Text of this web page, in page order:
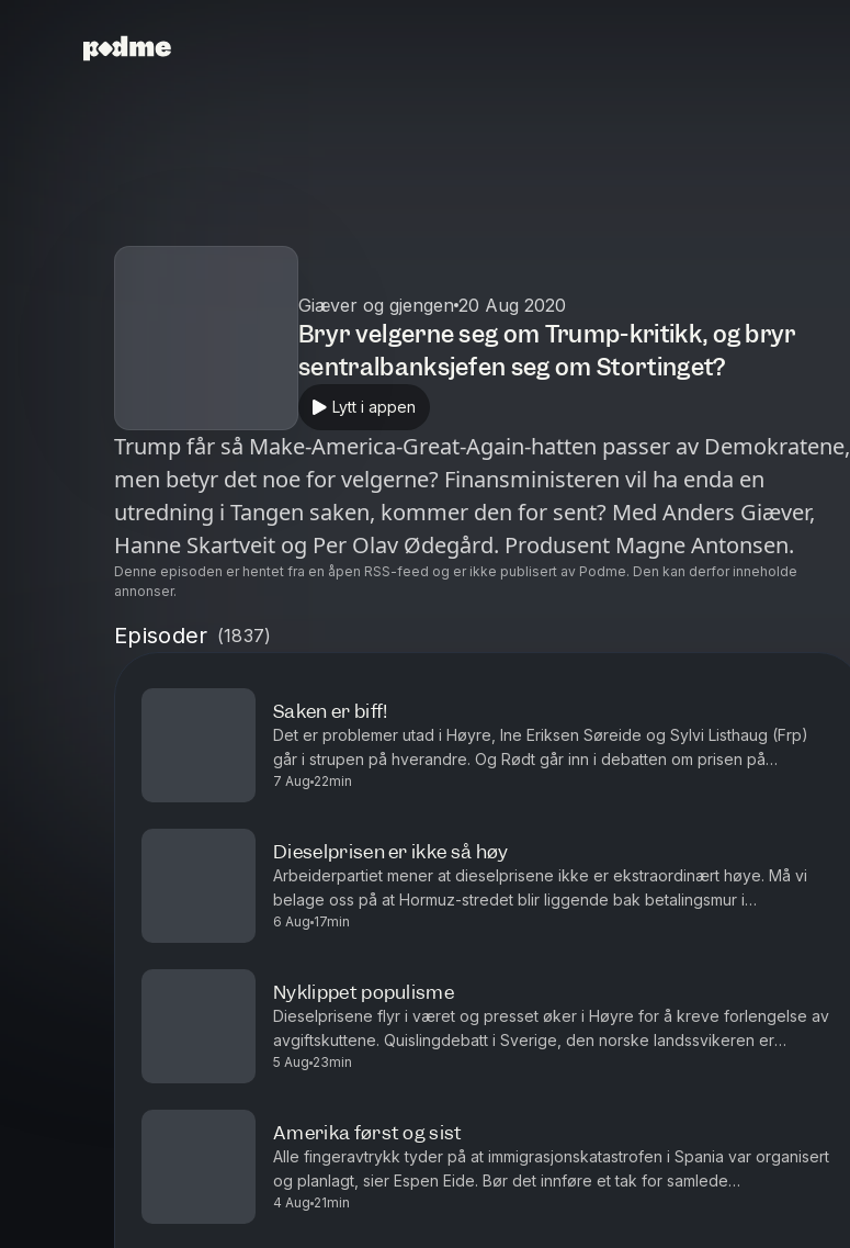
Giæver og gjengen 20 Aug 2020
Bryr velgerne seg om Trump-kritikk, og bryr
sentralbanksjefen seg om Stortinget?
Lytt i appen
Trump får så Make-America-Great-Again-hatten passer av Demokratene,
men betyr det noe for velgerne? Finansministeren vil ha enda en
utredning i Tangen saken, kommer den for sent? Med Anders Giæver,
Hanne Skartveit og Per Olav Ødegård. Produsent Magne Antonsen.
Denne episoden er hentet fra en åpen RSS-feed og er ikke publisert av Podme. Den kan derfor inneholde
annonser.
Episoder (1837)
Saken er biff!
Det er problemer utad i Høyre, Ine Eriksen Søreide og Sylvi Listhaug (Frp)
går i strupen på hverandre. Og Rødt går inn i debatten om prisen på
indrefilet, slik er det i verdens rikeste land. Med Ander...
7 Aug 22min
Dieselprisen er ikke så høy
Arbeiderpartiet mener at dieselprisene ikke er ekstraordinært høye. Må vi
belage oss på at Hormuz-stredet blir liggende bak betalingsmur i
uoverskuelig fremtid? Antall sivile Ukrainere som blir drept ...
6 Aug 17min
Nyklippet populisme
Dieselprisene flyr i været og presset øker i Høyre for å kreve forlengelse av
avgiftskuttene. Quislingdebatt i Sverige, den norske landssvikeren er
aktualisert i landet som holdt seg nøytral under and...
5 Aug 23min
Amerika først og sist
Alle fingeravtrykk tyder på at immigrasjonskatastrofen i Spania var organisert
og planlagt, sier Espen Eide. Bør det innføre et tak for samlede
velferdsytelser er debatten etter et regnestykke til NAV...
4 Aug 21min